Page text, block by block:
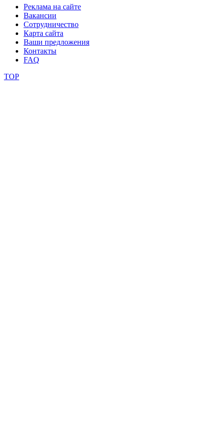
Реклама на сайте
Вакансии
Сотрудничество
Карта сайта
Ваши предложения
Контакты
FAQ
TOP